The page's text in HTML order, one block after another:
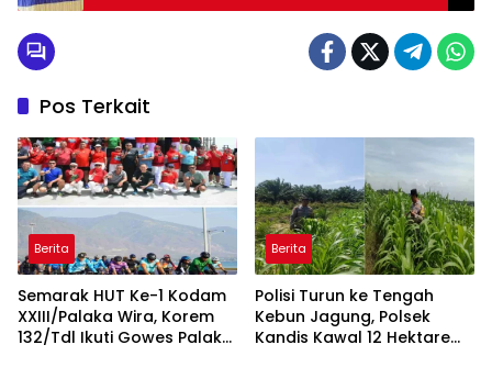
Pos Terkait
Berita
Semarak HUT Ke-1 Kodam
XXIII/Palaka Wira, Korem
132/Tdl Ikuti Gowes Palaka
Berita
Polisi Turun ke Tengah
Kebun Jagung, Polsek
Kandis Kawal 12 Hektare